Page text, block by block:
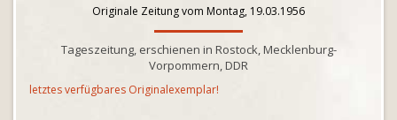
Originale Zeitung vom Montag, 19.03.1956
Tageszeitung, erschienen in Rostock, Mecklenburg-
Vorpommern, DDR
letztes verfügbares Originalexemplar!